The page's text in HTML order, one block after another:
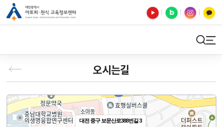
오시는길
대전 중구 보문산로388번길 3